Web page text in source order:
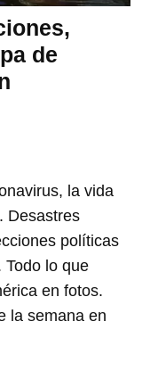
de
la vida
Desastres
políticas
Todo lo que
en fotos.
la semana en